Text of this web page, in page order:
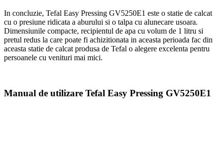
In concluzie, Tefal Easy Pressing GV5250E1 este o statie de calcat
cu o presiune ridicata a aburului si o talpa cu alunecare usoara.
Dimensiunile compacte, recipientul de apa cu volum de 1 litru si
pretul redus la care poate fi achizitionata in aceasta perioada fac din
aceasta statie de calcat produsa de Tefal o alegere excelenta pentru
persoanele cu venituri mai mici.
Manual de utilizare Tefal Easy Pressing GV5250E1